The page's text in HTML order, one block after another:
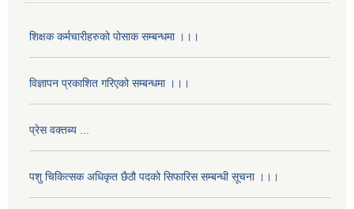
शिक्षक कर्मचारीहरुको पोसाक सम्बन्धमा ।।।
विज्ञापन प्रकाशित गरिएको सम्बन्धमा ।।।
प्रेस वक्तब्य ...
पशु चिकित्सक अधिकृत छैठौ पदको सिफारिस सम्बन्धी सूचना ।।।